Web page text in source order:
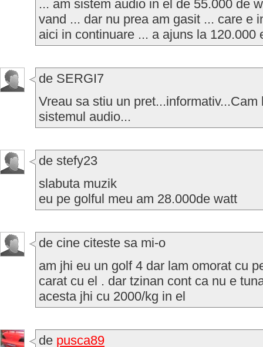
... am sistem audio in el de 55.000 de
vand ... dar nu prea am gasit ... care e
aici in continuare ... a ajuns la 120.000
de SERGI7
Vreau sa stiu un
sistemul audio...
de stefy23
slabuta muzik
eu pe golful meu am 28.000de watt
de cine citeste sa mi-o
am jhi eu un golf 4 dar lam omorat cu
carat cu el . dar tzinan cont ca nu e
acesta jhi cu 2000/kg in el
de pusca89